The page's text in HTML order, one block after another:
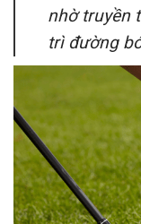
nhờtruyền
trì đường